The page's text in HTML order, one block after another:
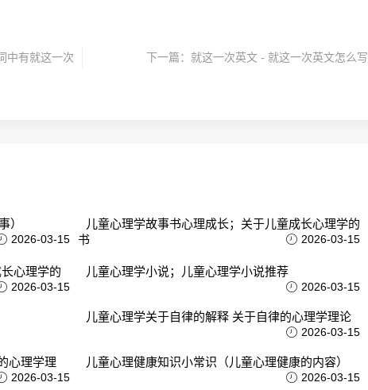
中有就这一次
下一篇： 就这一次英文 - 就这一次英文怎么写
）
2026-03-15
儿童心理学故事书心理成长；关于儿童成长心理学的
书
2026-03-15
心理学的
2026-03-15
儿童心理学小说；儿童心理学小说推荐
2026-03-15
儿童心理学关于自律的解释 关于自律的心理学理论
2026-03-15
心理学理
2026-03-15
儿童心理健康知识小常识（儿童心理健康的内容）
2026-03-15